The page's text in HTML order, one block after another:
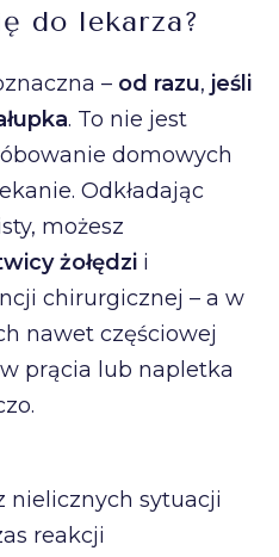
do lekarza?
– od razu, jeśli
. To nie jest
domowych
Odkładając
możesz
żołędzi i
chirurgicznej – a w
nawet częściowej
prącia lub napletka
nielicznych sytuacji
reakcji